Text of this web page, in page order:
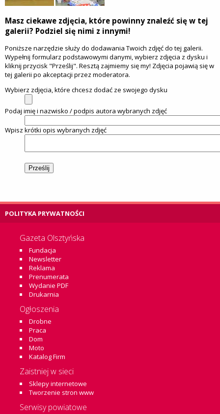
Masz ciekawe zdjęcia, które powinny znaleźć się w tej
galerii? Podziel się nimi z innymi!
Poniższe narzędzie służy do dodawania Twoich zdjęć do tej galerii.
Wypełnij formularz podstawowymi danymi, wybierz zdjęcia z dysku i
kliknij przycisk "Prześlij". Resztą zajmiemy się my! Zdjęcia pojawią się w
tej galerii po akceptacji przez moderatora.
Wybierz zdjęcia, które chcesz dodać ze swojego dysku
Podaj imię i nazwisko / podpis autora wybranych zdjęć
Wpisz krótki opis wybranych zdjęć
POLITYKA PRYWATNOŚCI
Gazeta Olsztyńska
Fundacja
Newsletter
Reklama
Prenumerata
Wydanie PDF
Drukarnia
Ogłoszenia
Drobne
Praca
Dom
Moto
Katalog Firm
Zaistniej w sieci
Sklepy internetowe
Tworzenie stron www
Serwisy powiatowe